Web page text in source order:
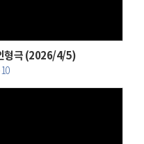
형극 (2026/4/5)